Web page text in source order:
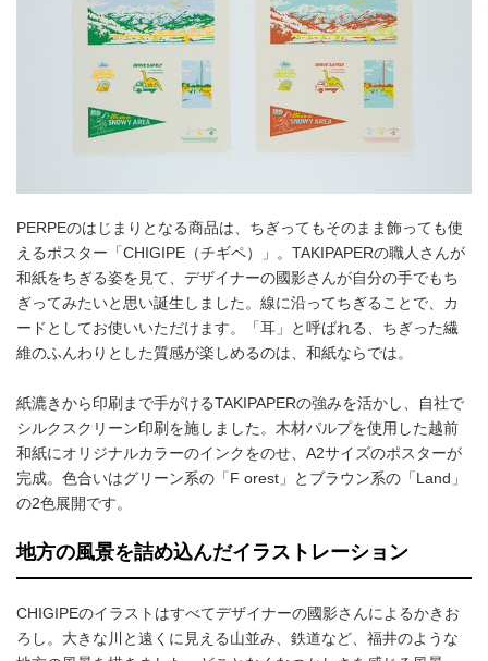
PERPEのはじまりとなる商品は、ちぎってもそのまま飾っても使
えるポスター「CHIGIPE（チギペ）」。TAKIPAPERの職人さんが
和紙をちぎる姿を見て、デザイナーの國影さんが自分の手でもち
ぎってみたいと思い誕生しました。線に沿ってちぎることで、カ
ードとしてお使いいただけます。「耳」と呼ばれる、ちぎった繊
維のふんわりとした質感が楽しめるのは、和紙ならでは。
紙漉きから印刷まで手がけるTAKIPAPERの強みを活かし、自社で
シルクスクリーン印刷を施しました。木材パルプを使用した越前
和紙にオリジナルカラーのインクをのせ、A2サイズのポスターが
完成。色合いはグリーン系の「F orest」とブラウン系の「Land」
の2色展開です。
地方の風景を詰め込んだイラストレーション
CHIGIPEのイラストはすべてデザイナーの國影さんによるかきお
ろし。大きな川と遠くに見える山並み、鉄道など、福井のような